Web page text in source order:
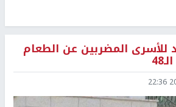
للأسرى المضربين عن الطعام